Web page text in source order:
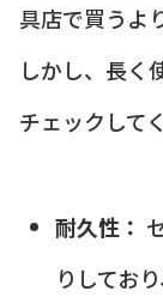
具店で買うよ
しかし、長く
チェックして
耐久性：
りしてお